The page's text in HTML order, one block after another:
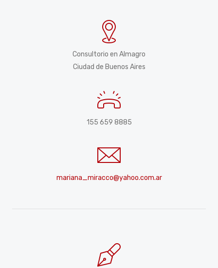
Consultorio en Almagro
Ciudad de Buenos Aires
155 659 8885
mariana_miracco@yahoo.com.ar